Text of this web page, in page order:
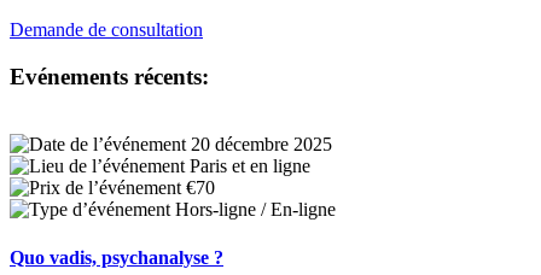
Demande de consultation
Evénements récents:
20 décembre 2025
Paris et en ligne
€70
Hors-ligne / En-ligne
Quo vadis, psychanalyse ?